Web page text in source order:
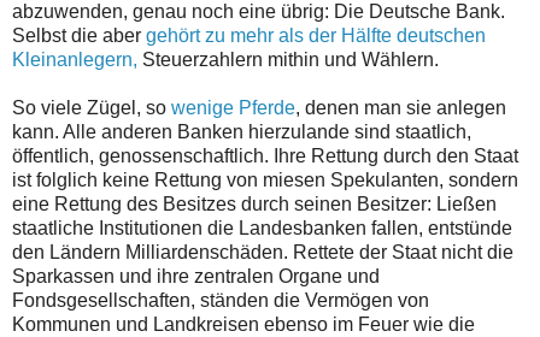
abzuwenden, genau noch eine übrig: Die Deutsche Bank.
Selbst die aber gehört zu mehr als der Hälfte deutschen
Kleinanlegern, Steuerzahlern mithin und Wählern.
So viele Zügel, so wenige Pferde, denen man sie anlegen
kann. Alle anderen Banken hierzulande sind staatlich,
öffentlich, genossenschaftlich. Ihre Rettung durch den Staat
ist folglich keine Rettung von miesen Spekulanten, sondern
eine Rettung des Besitzes durch seinen Besitzer: Ließen
staatliche Institutionen die Landesbanken fallen, entstünde
den Ländern Milliardenschäden. Rettete der Staat nicht die
Sparkassen und ihre zentralen Organe und
Fondsgesellschaften, ständen die Vermögen von
Kommunen und Landkreisen ebenso im Feuer wie die